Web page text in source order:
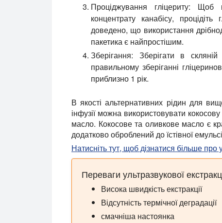
Проціджування гліцериту: Щоб
концентрату канабісу,
доведено, що використання
пакетика є найпростішим.
Зберігання: Зберігати в
правильному зберіганні
приблизно 1 рік.
В якості альтернативних рідин для
інфузії можна використовувати
масло. Кокосове та оливкове масло є
додатково оброблений до їстівної
Натисніть тут, щоб дізнатися більше про
Переваги ультразвукової
Висока швидкість екстракції
Відсутність термічної деградації
смачніша настоянка